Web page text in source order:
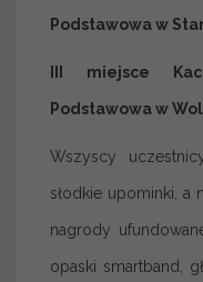
Podstawowa w
III miejsce
Podstawowa w
Wszyscy
słodkie upominki, a
nagrody
opaski smartband,